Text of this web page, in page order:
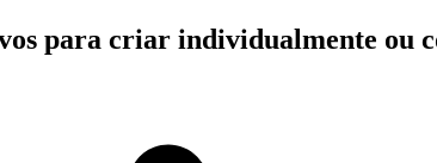
para criar individualmente ou